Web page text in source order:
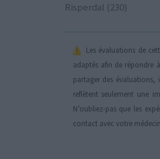
Risperdal (230)
Les évaluations de
adaptés afin de répondre
partager des évaluations,
reflètent seulement une
N’oubliez-pas que les
contact avec votre